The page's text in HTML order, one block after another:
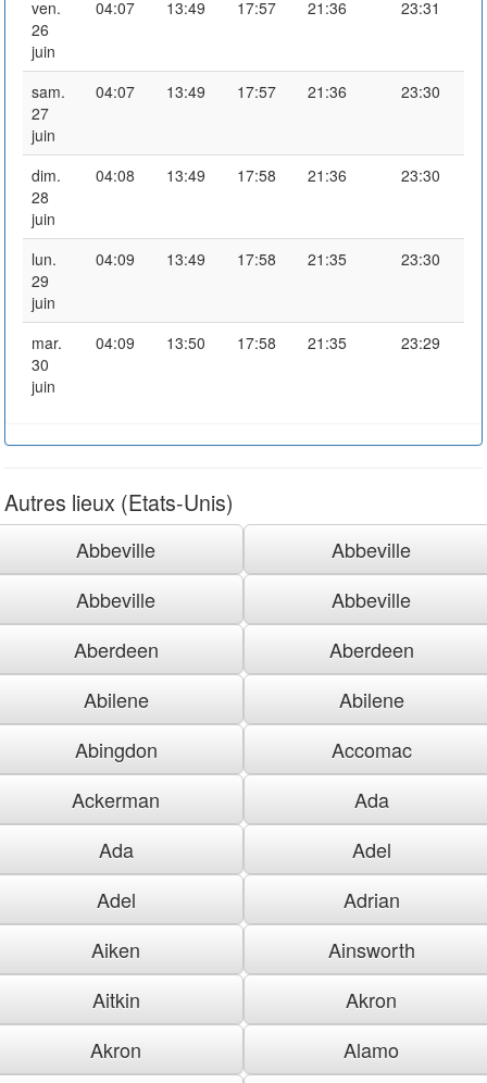
ven.
26
juin
04:07 13:49 17:57 21:36 23:31
sam.
27
juin
04:07 13:49 17:57 21:36 23:30
dim.
28
juin
04:08 13:49 17:58 21:36 23:30
lun.
29
juin
04:09 13:49 17:58 21:35 23:30
mar.
30
juin
04:09 13:50 17:58 21:35 23:29
Autres lieux (Etats-Unis)
Abbeville
Abbeville
Abbeville
Abbeville
Aberdeen
Aberdeen
Abilene
Abilene
Abingdon
Accomac
Ackerman
Ada
Ada
Adel
Adel
Adrian
Aiken
Ainsworth
Aitkin
Akron
Akron
Alamo